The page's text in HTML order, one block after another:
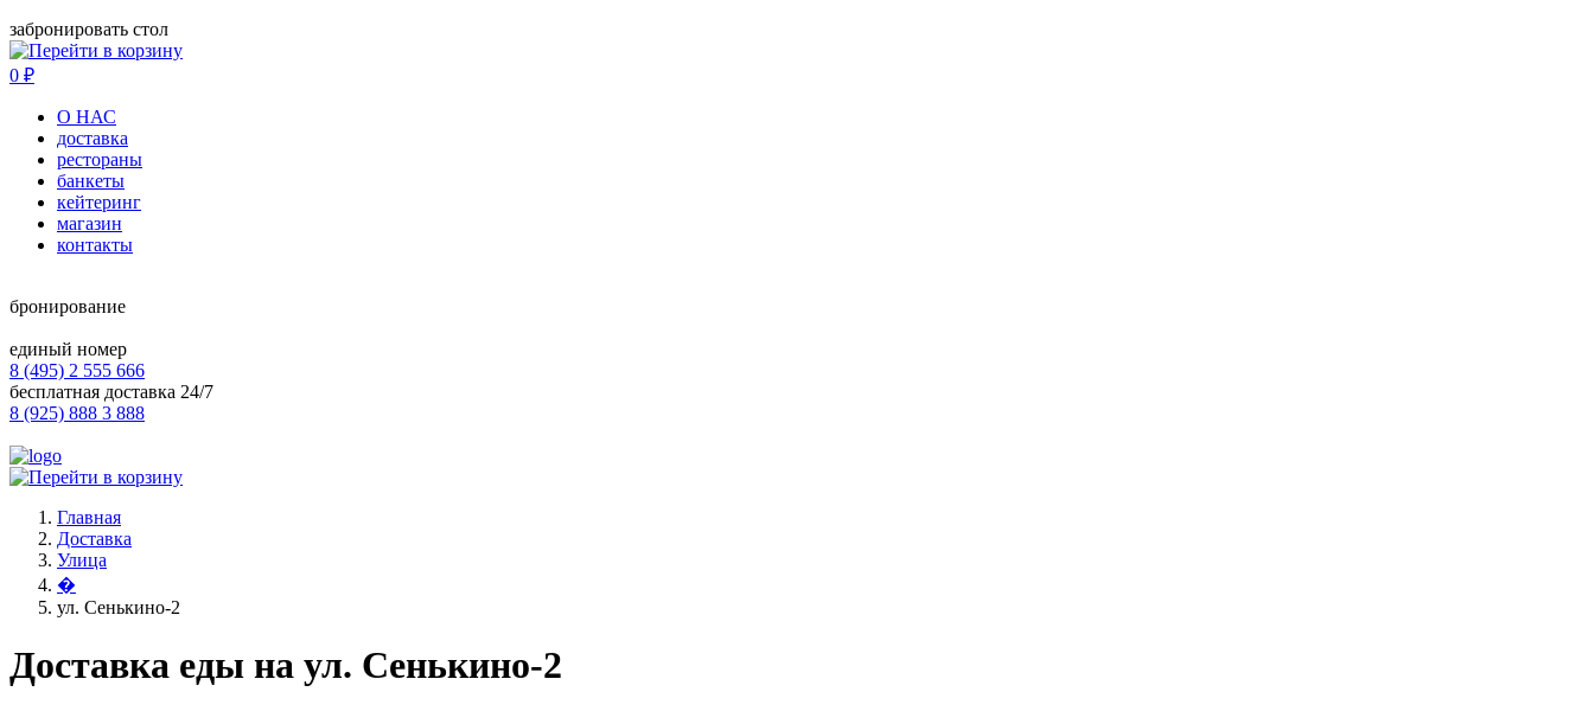
забронировать стол
0 ₽
О НАС
доставка
рестораны
банкеты
кейтеринг
магазин
контакты
бронирование
единый номер
8 (495) 2 555 666
бесплатная доставка 24/7
8 (925) 888 3 888
Главная
Доставка
Улица
�
ул. Сенькино-2
Доставка еды на ул. Сенькино-2